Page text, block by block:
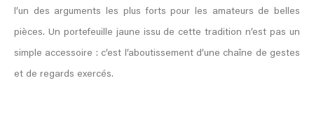
l’un des arguments les plus forts pour les amateurs de belles
pièces. Un portefeuille jaune issu de cette tradition n’est pas un
simple accessoire : c’est l’aboutissement d’une chaîne de gestes
et de regards exercés.